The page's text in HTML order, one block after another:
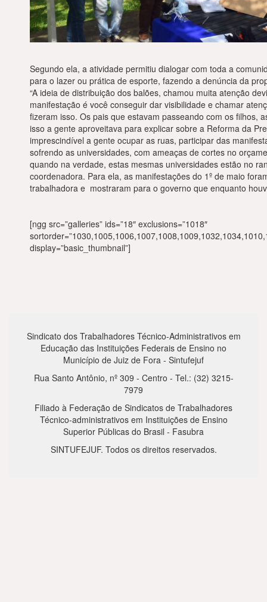
Segundo ela, a atividade permitiu dialogar com toda a
para o lazer ou prática de esporte, fazendo a denúncia da
“A ideia de distribuição dos balões, chamou muita atenção
manifestação é você conseguir dar visibilidade e chamar
fizeram isso. Os pais que estavam passeando com os filhos,
isso a gente aproveitava para explicar sobre a Reforma da
imprescindível a gente ocupar as ruas, participar das
sofrendo as universidades, com ameaças de cortes no
quando na verdade, estas mesmas universidades estão no
coordenadora. Para ela, as manifestações do 1º de maio
trabalhadora e mostraram para o governo que enquanto
[ngg src=”galleries” ids=”18″ exclusions=”1018″
display=”basic_thumbnail”]
Sindicato dos Trabalhadores Técnico-Administrativos em
Educação das Instituições Federais de Ensino no
Município de Juiz de Fora - Sintufejuf
Rua Santo Antônio, nº 309 - Centro - Tel.: (32) 3215-
7979
Filiado à Federação de Sindicatos de Trabalhadores
Técnico-administrativos em Instituições de Ensino
Superior Públicas do Brasil - Fasubra
SINTUFEJUF. Todos os direitos reservados.